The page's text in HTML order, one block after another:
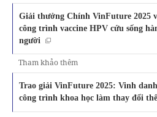
Giải thưởng Chính VinFuture 2025
công trình vaccine HPV cứu sống
người
Tham khảo thêm
Trao giải VinFuture 2025: Vinh
công trình khoa học làm thay đổi